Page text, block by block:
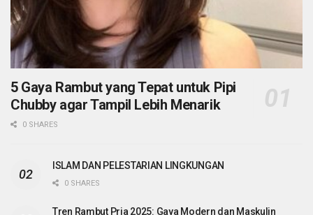
5 Gaya Rambut yang Tepat untuk Pipi
Chubby agar Tampil Lebih Menarik
0 SHARES
ISLAM DAN PELESTARIAN LINGKUNGAN
0 SHARES
Tren Rambut Pria 2025: Gaya Modern dan Maskulin